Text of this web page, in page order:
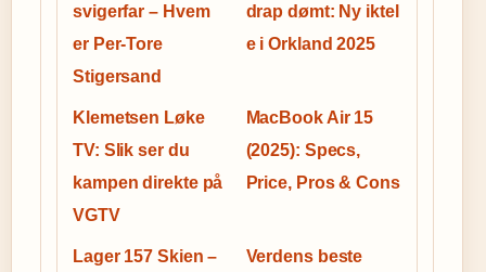
svigerfar – Hvem
er Per-Tore
Stigersand
drap dømt: Ny iktel
e i Orkland 2025
Klemetsen Løke
TV: Slik ser du
kampen direkte på
VGTV
MacBook Air 15
(2025): Specs,
Price, Pros & Cons
Lager 157 Skien –
Verdens beste